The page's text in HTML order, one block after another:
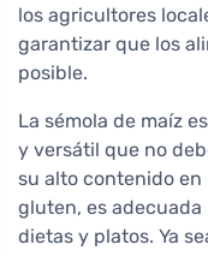
los agricultores
garantizar que los
posible.
La sémola de maíz
y versátil que no
su alto contenido
gluten, es
dietas y platos. Ya